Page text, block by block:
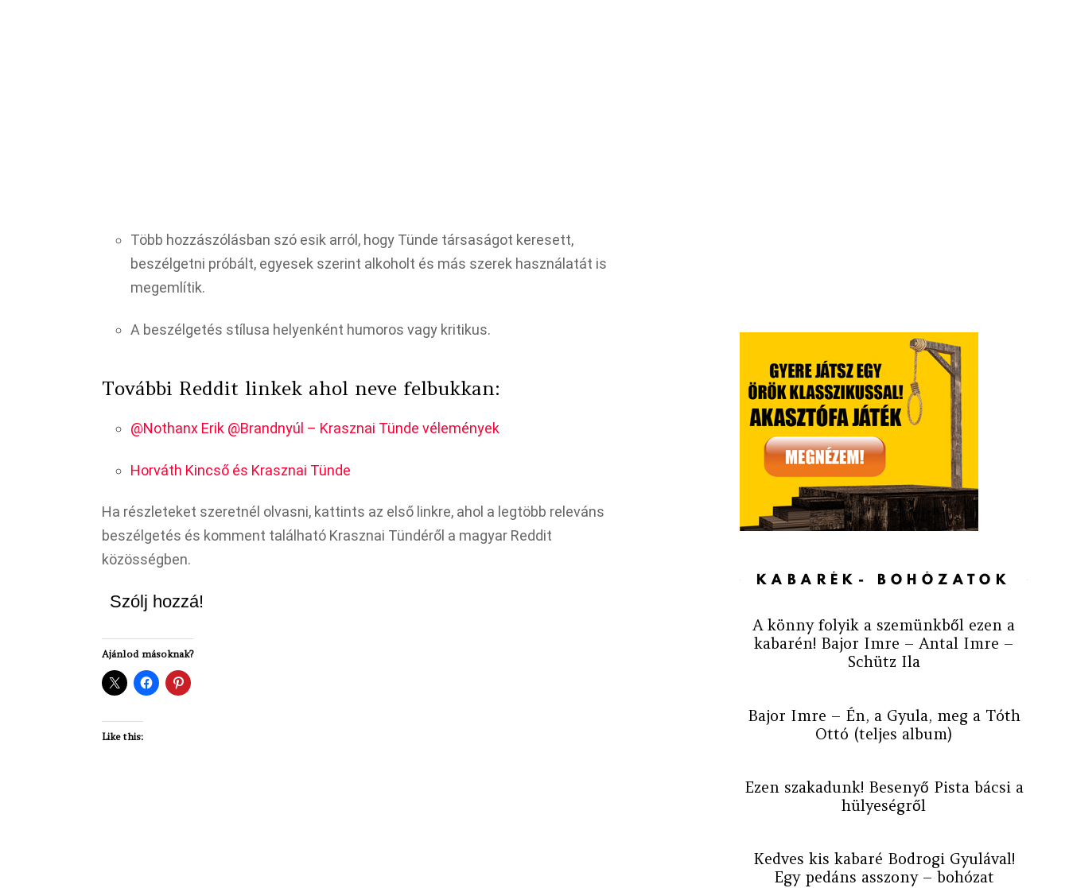
Több hozzászólásban szó esik arról, hogy Tünde társaságot keresett,
beszélgetni próbált, egyesek szerint alkoholt és más szerek használatát is
megemlítik.
A beszélgetés stílusa helyenként humoros vagy kritikus.
További Reddit linkek ahol neve felbukkan:
@Nothanx Erik @Brandnyúl – Krasznai Tünde vélemények
Horváth Kincső és Krasznai Tünde
Ha részleteket szeretnél olvasni, kattints az első linkre, ahol a legtöbb releváns
beszélgetés és komment található Krasznai Tündéről a magyar Reddit
közösségben.
Szólj hozzá!
Ajánlod másoknak?
Like this:
KABARÉK- BOHÓZATOK
A könny folyik a szemünkből ezen a
kabarén! Bajor Imre – Antal Imre –
Schütz Ila
Bajor Imre – Én, a Gyula, meg a Tóth
Ottó (teljes album)
Ezen szakadunk! Besenyő Pista bácsi a
hülyeségről
Kedves kis kabaré Bodrogi Gyulával!
Egy pedáns asszony – bohózat